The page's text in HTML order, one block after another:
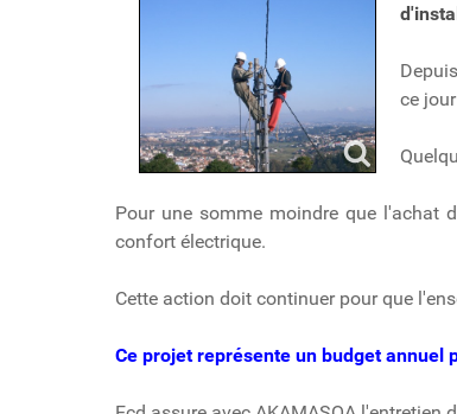
ce jour
Pour une somme moindre que l'achat
confort électrique.
Cette action doit continuer pour que
Ce projet représente un budget annuel